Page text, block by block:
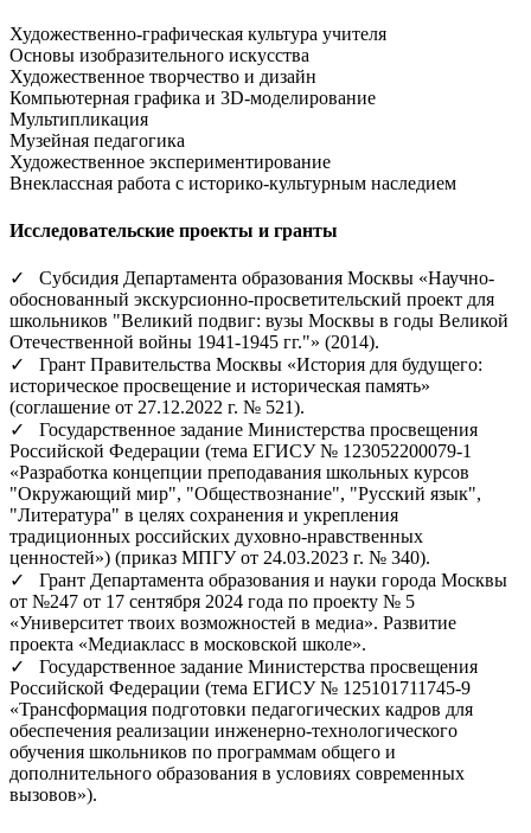
Художественно-графическая культура учителя
Основы изобразительного искусства
Художественное творчество и дизайн
Компьютерная графика и 3D-моделирование
Мультипликация
Музейная педагогика
Художественное экспериментирование
Внеклассная работа с историко-культурным наследием
Исследовательские проекты и гранты
✓ Субсидия Департамента образования Москвы «Научно-
обоснованный экскурсионно-просветительский проект для
школьников "Великий подвиг: вузы Москвы в годы Великой
Отечественной войны 1941-1945 гг."» (2014).
✓ Грант Правительства Москвы «История для будущего:
историческое просвещение и историческая память»
(соглашение от 27.12.2022 г. № 521).
✓ Государственное задание Министерства просвещения
Российской Федерации (тема ЕГИСУ № 123052200079-1
«Разработка концепции преподавания школьных курсов
"Окружающий мир", "Обществознание", "Русский язык",
"Литература" в целях сохранения и укрепления
традиционных российских духовно-нравственных
ценностей») (приказ МПГУ от 24.03.2023 г. № 340).
✓ Грант Департамента образования и науки города Москвы
от №247 от 17 сентября 2024 года по проекту № 5
«Университет твоих возможностей в медиа». Развитие
проекта «Медиакласс в московской школе».
✓ Государственное задание Министерства просвещения
Российской Федерации (тема ЕГИСУ № 125101711745-9
«Трансформация подготовки педагогических кадров для
обеспечения реализации инженерно-технологического
обучения школьников по программам общего и
дополнительного образования в условиях современных
вызовов»).